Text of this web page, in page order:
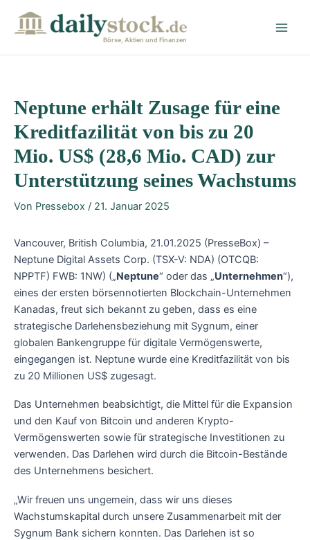
Börse, Aktien und Finanzen
Neptune erhält Zusage für eine
Kreditfazilität von bis zu 20
Mio. US$ (28,6 Mio. CAD) zur
Unterstützung seines Wachstums
Von Pressebox / 21. Januar 2025
Vancouver, British Columbia, 21.01.2025 (PresseBox) –
Neptune Digital Assets Corp. (TSX-V: NDA) (OTCQB:
NPPTF) FWB: 1NW) („Neptune“ oder das „Unternehmen“),
eines der ersten börsennotierten Blockchain-Unternehmen
Kanadas, freut sich bekannt zu geben, dass es eine
strategische Darlehensbeziehung mit Sygnum, einer
globalen Bankengruppe für digitale Vermögenswerte,
eingegangen ist. Neptune wurde eine Kreditfazilität von bis
zu 20 Millionen US$ zugesagt.
Das Unternehmen beabsichtigt, die Mittel für die Expansion
und den Kauf von Bitcoin und anderen Krypto-
Vermögenswerten sowie für strategische Investitionen zu
verwenden. Das Darlehen wird durch die Bitcoin-Bestände
des Unternehmens besichert.
„Wir freuen uns ungemein, dass wir uns dieses
Wachstumskapital durch unsere Zusammenarbeit mit der
Sygnum Bank sichern konnten. Das Darlehen ist so